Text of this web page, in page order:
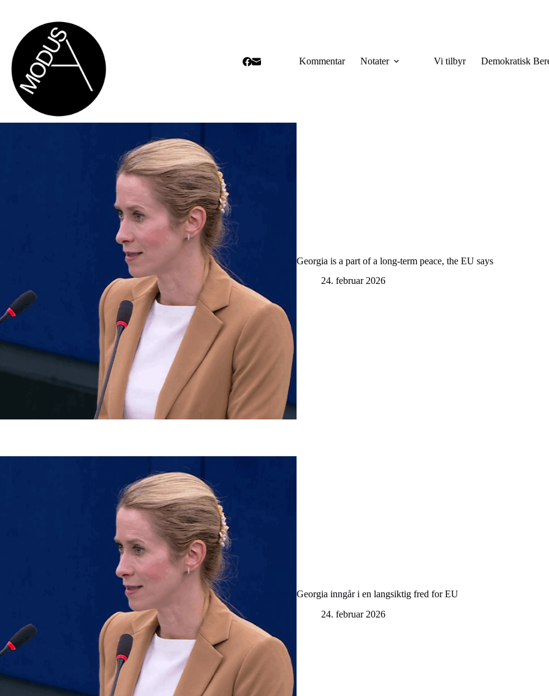
Kommentar Notater Vi tilbyr Demokratisk
Georgia is a part of a long-term peace, the EU says
24. februar 2026
Georgia inngår i en langsiktig fred for EU
24. februar 2026